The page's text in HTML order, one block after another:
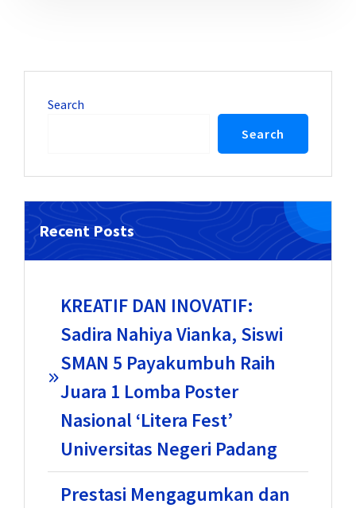
Search
Search
Recent Posts
KREATIF DAN INOVATIF:
Sadira Nahiya Vianka, Siswi
SMAN 5 Payakumbuh Raih
Juara 1 Lomba Poster
Nasional ‘Litera Fest’
Universitas Negeri Padang
Prestasi Mengagumkan dan